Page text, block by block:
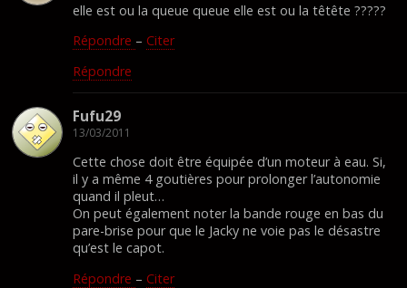
elle est ou la queue queue elle est ou la têtête ?????
Répondre – Citer
Répondre
Fufu29
13/03/2011
Cette chose doit être équipée d’un moteur à eau. Si,
il y a même 4 goutières pour prolonger l’autonomie
quand il pleut…
On peut également noter la bande rouge en bas du
pare-brise pour que le Jacky ne voie pas le désastre
qu’est le capot.
Répondre – Citer